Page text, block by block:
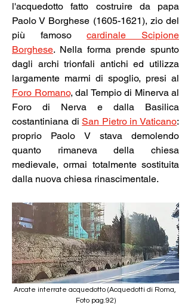
l'acquedotto fatto costruire da papa
Paolo V Borghese (1605-1621), zio del
più famoso cardinale Scipione
Borghese. Nella forma prende spunto
dagli archi trionfali antichi ed utilizza
Foro Romano, dal Tempio di Minerva al
Foro di Nerva e dalla Basilica
costantiniana di San Pietro in Vaticano:
proprio Paolo V stava demolendo
quanto rimaneva della chiesa
medievale, ormai totalmente sostituita
dalla nuova chiesa rinascimentale.
Arcate interrate acquedotto (Acquedotti di Roma,
Foto pag.92)